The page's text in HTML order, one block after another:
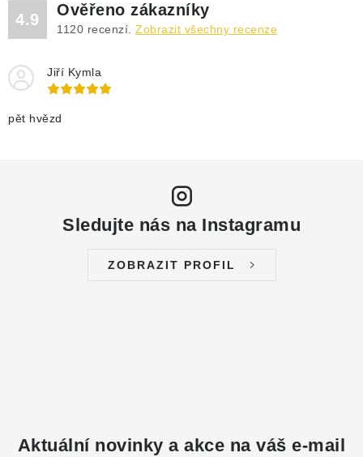
4.9
Ověřeno zákazníky
1120 recenzí. Zobrazit všechny recenze
Jiří Kymla
pět hvězd
Sledujte nás na Instagramu
ZOBRAZIT PROFIL
Aktuální novinky a akce na váš e-mail